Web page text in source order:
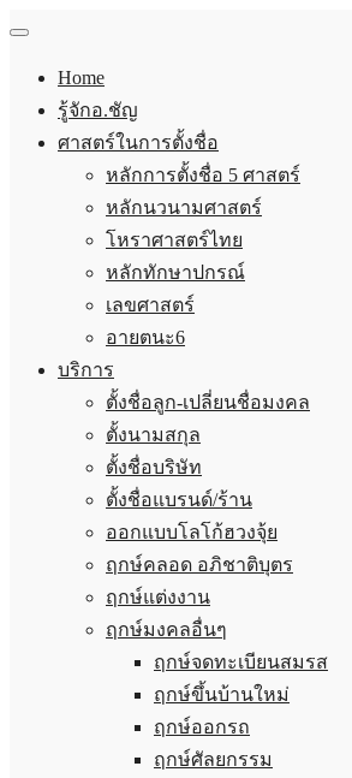
Home
รู้จักอ.ชัญ
ศาสตร์ในการตั้งชื่อ
หลักการตั้งชื่อ 5 ศาสตร์
หลักนวนามศาสตร์
โหราศาสตร์ไทย
หลักทักษาปกรณ์
เลขศาสตร์
อายตนะ6
บริการ
ตั้งชื่อลูก-เปลี่ยนชื่อมงคล
ตั้งนามสกุล
ตั้งชื่อบริษัท
ตั้งชื่อแบรนด์/ร้าน
ออกแบบโลโก้ฮวงจุ้ย
ฤกษ์คลอด อภิชาติบุตร
ฤกษ์แต่งงาน
ฤกษ์มงคลอื่นๆ
ฤกษ์จดทะเบียนสมรส
ฤกษ์ขึ้นบ้านใหม่
ฤกษ์ออกรถ
ฤกษ์ศัลยกรรม